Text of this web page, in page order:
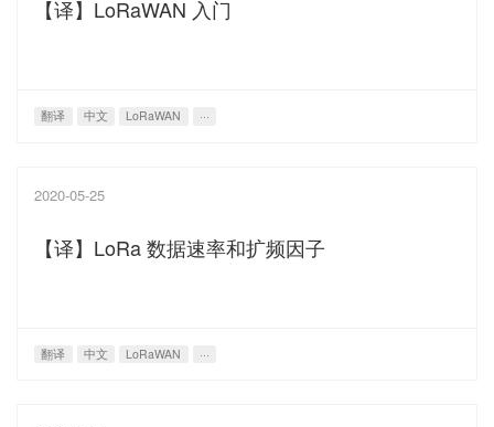
【译】LoRaWAN 入门
翻译 中文 LoRaWAN ···
2020-05-25
【译】LoRa 数据速率和扩频因子
翻译 中文 LoRaWAN ···